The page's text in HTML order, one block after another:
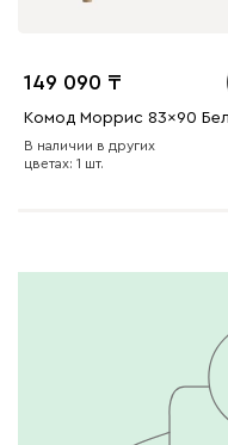
149 090
Комод Моррис 83x90
В наличии в других
цветах: 1 шт.